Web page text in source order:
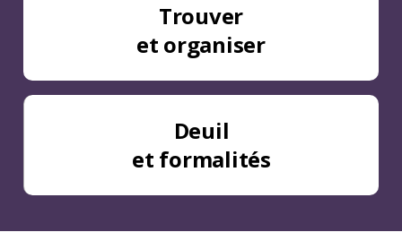
Trouver
et organiser
Deuil
et formalités